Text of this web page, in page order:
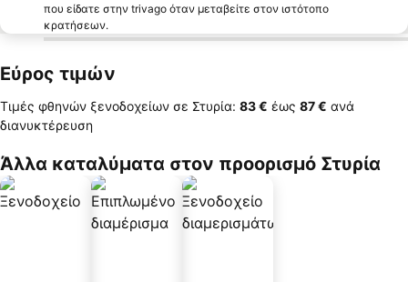
που είδατε στην trivago όταν μεταβείτε στον ιστότοπο
κρατήσεων.
Εύρος τιμών
Τιμές φθηνών ξενοδοχείων σε Στυρία: ‎83 € έως ‎87 € ανά
διανυκτέρευση
Άλλα καταλύματα στον προορισμό Στυρία